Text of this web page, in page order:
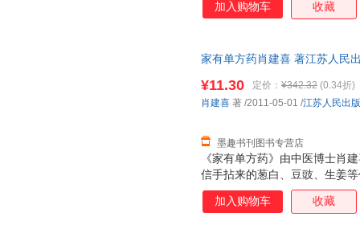
加入购物车 收藏
家有单方药肖建喜 著江苏人民
《家有单方药》由中医博士肖
信手拈来的葱白、豆豉、生姜
药的常规煎水或食疗方法，还
法。针对常见的感冒发烧、牙
¥11.30 定价： ¥342.32 (0.34折)
墨趣书刊图书专营店
肖建喜 著 /2011-05-01 /江苏人民出
加入购物车 收藏